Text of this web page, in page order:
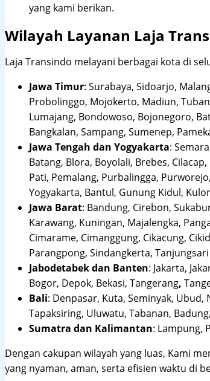
yang kami berikan.
Wilayah Layanan Laja
Laja Transindo melayani berbagai kota di
Jawa Timur: Surabaya, Sidoarjo,
Probolinggo, Mojokerto, Madiun,
Lumajang, Bondowoso, Bojonegoro,
Bangkalan, Sampang, Sumenep,
Jawa Tengah dan Yogyakarta:
Batang, Blora, Boyolali, Brebes,
Pati, Pemalang, Purbalingga,
Yogyakarta, Bantul, Gunung Kidul,
Jawa Barat: Bandung, Cirebon,
Karawang, Kuningan, Majalengka,
Cimarame, Cimanggung, Cikacung,
Parangpong, Sindangkerta, Tanjungsari
Jabodetabek dan Banten: Jakarta,
Bogor, Depok, Bekasi, Tangerang,
Bali: Denpasar, Kuta, Seminyak, Ubud,
Tapaksiring, Uluwatu, Tabanan,
Sumatra dan Kalimantan: Lampung,
Dengan cakupan wilayah yang luas, Kami
yang nyaman, aman, serta efisien waktu di